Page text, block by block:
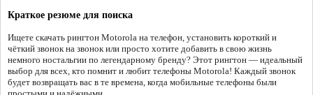
Краткое резюме для поиска
Ищете скачать рингтон Motorola на телефон, установить короткий и
чёткий звонок на звонок или просто хотите добавить в свою жизнь
немного ностальгии по легендарному бренду? Этот рингтон — идеальный
выбор для всех, кто помнит и любит телефоны Motorola! Каждый звонок
будет возвращать вас в те времена, когда мобильные телефоны были